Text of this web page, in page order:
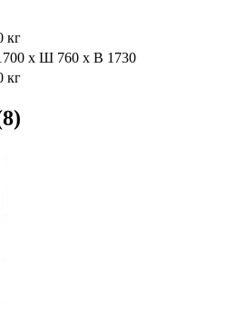
кг
x Ш 760 x В 1730
кг